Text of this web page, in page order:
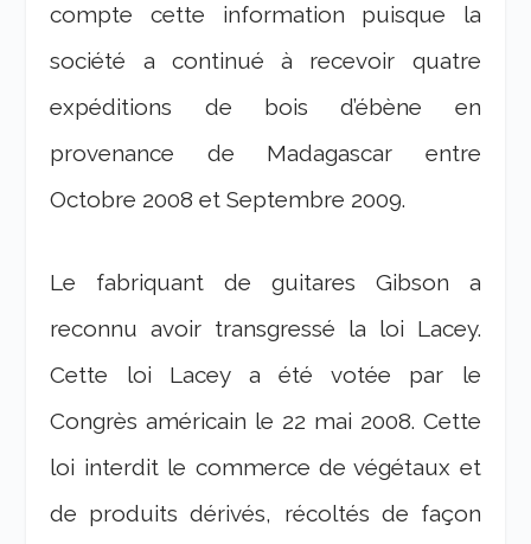
compte cette information puisque la
société a continué à recevoir quatre
expéditions de bois d’ébène en
provenance de Madagascar entre
Octobre 2008 et Septembre 2009.
Le fabriquant de guitares Gibson a
reconnu avoir transgressé la loi Lacey.
Cette loi Lacey a été votée par le
Congrès américain le 22 mai 2008. Cette
loi interdit le commerce de végétaux et
de produits dérivés, récoltés de façon